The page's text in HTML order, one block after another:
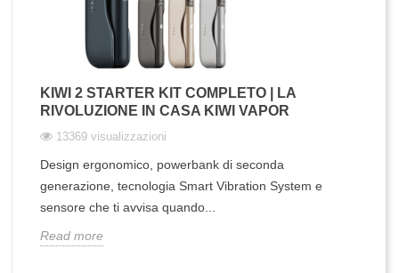
KIWI 2 STARTER KIT COMPLETO | LA
RIVOLUZIONE IN CASA KIWI VAPOR
13369 visualizzazioni
Design ergonomico, powerbank di seconda
generazione, tecnologia Smart Vibration System e
sensore che ti avvisa quando...
Read more